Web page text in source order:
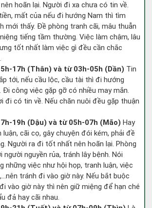
hoãn lại. Người đi xa chưa có tin về.
mất của nếu đi hướng Nam thì tìm
mới thấy. Đề phòng tranh cãi, mâu thuẫn
tiếng tầm thường. Việc làm chậm, lâu
tốt nhất làm việc gì đều cần chắc
17h (Thân) và từ 03h-05h (Dần) Tin
tới, nếu cầu lộc, cầu tài thì đi hướng
Đi công việc gặp gỡ có nhiều may mắn.
đi có tin về. Nếu chăn nuôi đều gặp thuận
19h (Dậu) và từ 05h-07h (Mão) Hay
luận, cãi cọ, gây chuyện đói kém, phải đề
Người ra đi tốt nhất nên hoãn lại. Phòng
người nguyền rủa, tránh lây bệnh. Nói
những việc như hội họp, tranh luận, việc
tránh đi vào giờ này. Nếu bắt buộc
vào giờ này thì nên giữ miệng để hạn ché
đả hay cãi nhau.